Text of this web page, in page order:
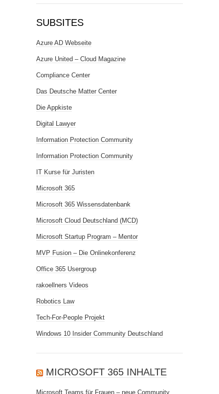
SUBSITES
Azure AD Webseite
Azure United – Cloud Magazine
Compliance Center
Das Deutsche Matter Center
Die Appkiste
Digital Lawyer
Information Protection Community
Information Protection Community
IT Kurse für Juristen
Microsoft 365
Microsoft 365 Wissensdatenbank
Microsoft Cloud Deutschland (MCD)
Microsoft Startup Program – Mentor
MVP Fusion – Die Onlinekonferenz
Office 365 Usergroup
rakoellners Videos
Robotics Law
Tech-For-People Projekt
Windows 10 Insider Community Deutschland
MICROSOFT 365 INHALTE
Microsoft Teams für Frauen – neue Community